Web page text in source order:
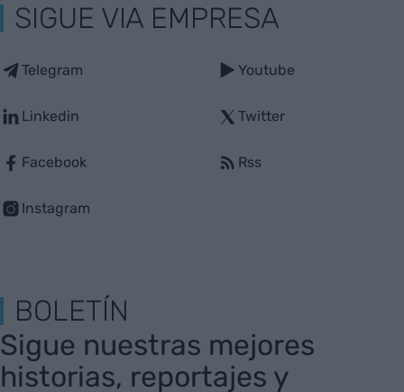
SIGUE VIA EMPRESA
Telegram
Linkedin
Facebook
Instagram
Youtube
Twitter
Rss
BOLETÍN
Sigue nuestras mejores
historias, reportajes y